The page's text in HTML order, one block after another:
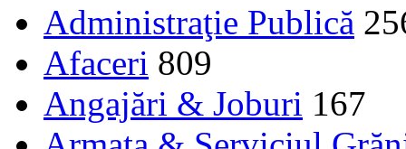
Administraţie Publică
Afaceri 809
Angajări & Joburi 167